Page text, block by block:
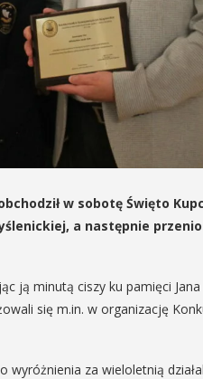
w sobotę Święto
a następnie
ją minutą ciszy ku pamięci
się m.in. w organizację
za wieloletnią